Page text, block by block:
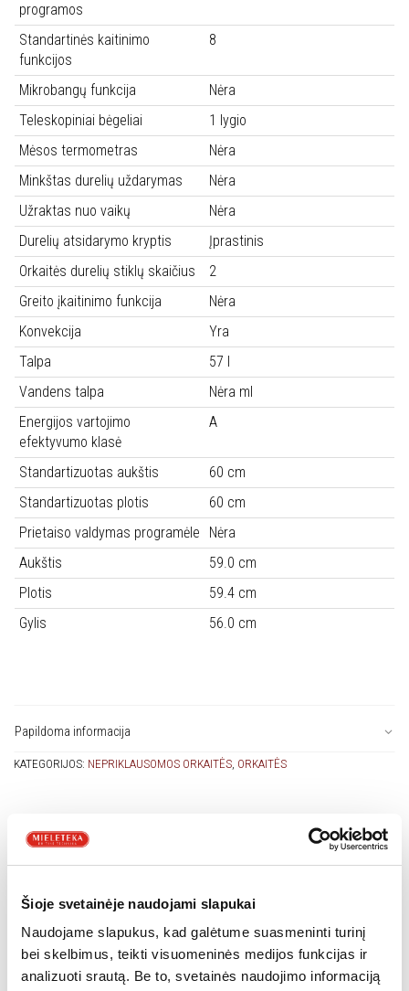
Šioje svetainėje naudojami slapukai
Naudojame slapukus, kad galėtume suasmeninti turinį
bei skelbimus, teikti visuomeninės medijos funkcijas ir
analizuoti srautą. Be to, svetainės naudojimo informaciją
programos
Standartinės kaitinimo
funkcijos
8
Mikrobangų funkcija
Nėra
Teleskopiniai bėgeliai
1 lygio
Mėsos termometras
Nėra
Minkštas durelių uždarymas
Nėra
Užraktas nuo vaikų
Nėra
Durelių atsidarymo kryptis
Įprastinis
Orkaitės durelių stiklų skaičius
2
Greito įkaitinimo funkcija
Nėra
Konvekcija
Yra
Talpa
57 l
Vandens talpa
Nėra ml
Energijos vartojimo
efektyvumo klasė
A
Standartizuotas aukštis
60 cm
Standartizuotas plotis
60 cm
Prietaiso valdymas programėle
Nėra
Aukštis
59.0 cm
Plotis
59.4 cm
Gylis
56.0 cm
Papildoma informacija
KATEGORIJOS: NEPRIKLAUSOMOS ORKAITĖS ORKAITĖS
PANAŠŪS PRODUKTAI